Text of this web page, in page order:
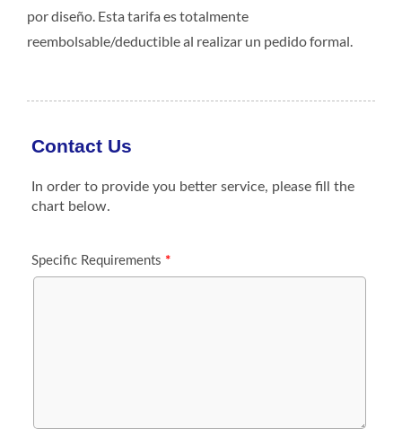
por diseño. Esta tarifa es totalmente
reembolsable/deductible al realizar un pedido formal.